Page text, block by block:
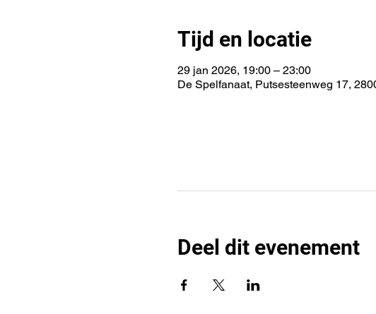
Tijd en locatie
29 jan 2026, 19:00 – 23:00
De Spelfanaat, Putsesteenweg 17,
Deel dit evenement